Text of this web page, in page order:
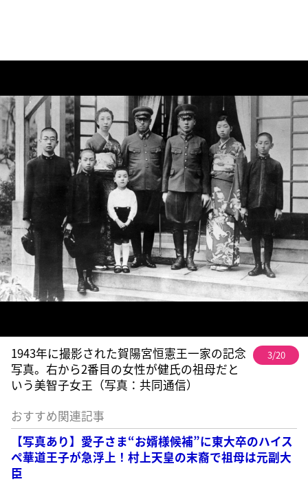
1943年に撮影された賀陽宮恒憲王一家の記念
写真。右から2番目の女性が健氏の祖母だと
いう美智子女王（写真：共同通信）
3/20
おすすめ関連記事
【写真あり】愛子さま“お婿様候補”に東大卒のハイス
ペ華道王子が急浮上！村上天皇の末裔で祖母は元副大
臣